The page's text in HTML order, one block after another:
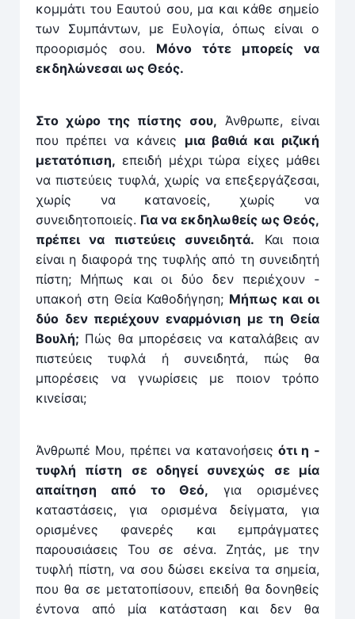
κομμάτι του Εαυτού σου, μα και κάθε σημείο
των Συμπάντων, με Ευλογία, όπως ­είναι ο
προορι­σμός σου. Μόνο τότε μπορείς να
εκδηλώνεσαι ως Θεός.
Στο χώρο της πίστης σου, Άνθρωπε, είναι
που πρέπει να κάνεις μια βαθιά και ριζική
μετατόπιση, επειδή μέχρι τώρα είχες μάθει
να πιστεύεις τυφλά, χωρίς να επεξεργάζεσαι,
χωρίς να κατανοείς, χωρίς να
συνειδητοποιείς. Για να εκδηλωθείς ως Θεός,
πρέπει να πιστεύεις συνειδητά. Και ποια
είναι η διαφορά της τυφλής από τη συνειδητή
πίστη; Μήπως και οι δύο δεν περιέχουν ­
υπακοή στη Θεία Καθοδή­γηση; Μήπως και οι
δύο δεν περιέχουν εναρμόνιση με τη Θεία
Βουλή; Πώς θα μπορέσεις να καταλάβεις αν
πιστεύ­εις τυφλά ή συνειδητά, πώς θα
μπορέσεις να γνωρίσεις με ποιον τρόπο
κινείσαι;
Άνθρωπέ Μου, πρέπει να κατανοήσειςότι η ­
τυφλή πίστη σε οδηγεί συνεχώς σε μία
απαίτηση από το Θεό, για ορισμένες
καταστάσεις, για ορισμένα δείγματα, για
ορισμέ­νες φανερές και εμπράγματες
παρουσιάσεις Του σε σένα. Ζητάς, με την
τυφλή πίστη, να σου δώσει εκείνα τα σημεία,
που θα σε μετατοπίσουν, επειδή θα δονηθείς
έντονα από μία κατάσταση και δεν θα